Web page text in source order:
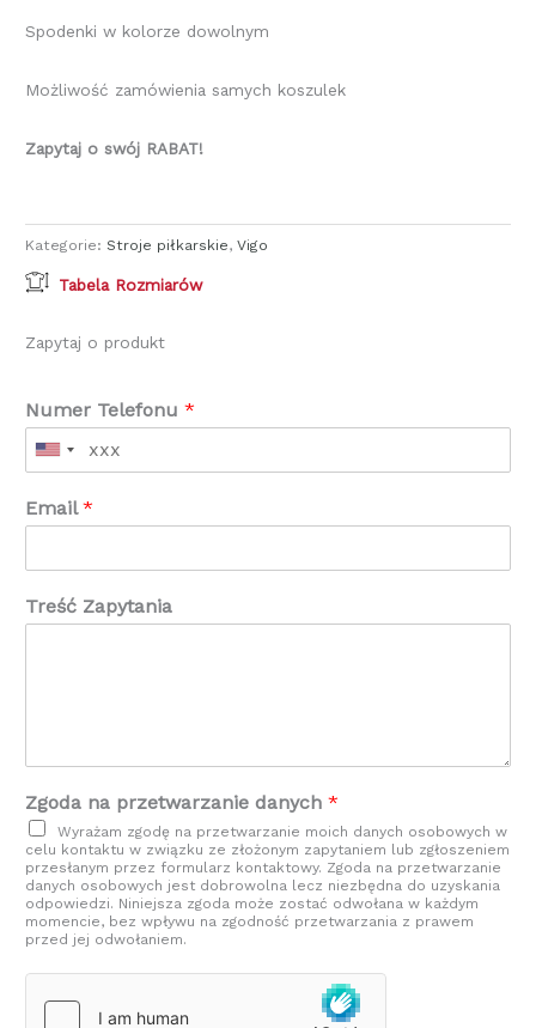
Spodenki w kolorze dowolnym
Możliwość zamówienia samych koszulek
Zapytaj o swój RABAT!
Kategorie:Stroje piłkarskie,Vigo
Tabela Rozmiarów
Zapytaj o produkt
Numer Telefonu*
Email*
Treść Zapytania
Zgoda na przetwarzanie danych*
Wyrażam zgodę na przetwarzanie moich danych osobowych w
celu kontaktu w związku ze złożonym zapytaniem lub zgłoszeniem
przesłanym przez formularz kontaktowy. Zgoda na przetwarzanie
danych osobowych jest dobrowolna lecz niezbędna do uzyskania
odpowiedzi. Niniejsza zgoda może zostać odwołana w każdym
momencie, bez wpływu na zgodność przetwarzania z prawem
przed jej odwołaniem.